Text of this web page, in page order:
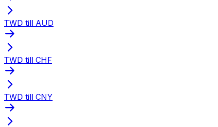
TWD till AUD
TWD till CHF
TWD till CNY